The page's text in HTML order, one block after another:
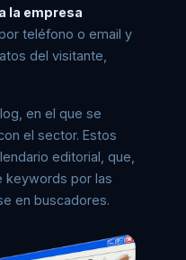
la empresa
teléfono o email y
del visitante,
en el que se
el sector. Estos
editorial, que,
keywords por las
en buscadores.